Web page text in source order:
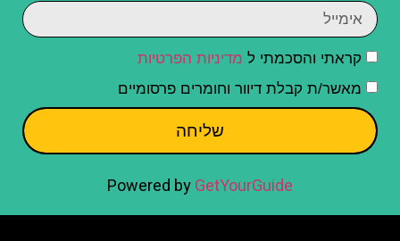
קראתי והסכמתי ל מדיניות הפרטיות
מאשר/ת קבלת דיוור וחומרים פרסומיים
שליחה
Powered byGetYourGuide